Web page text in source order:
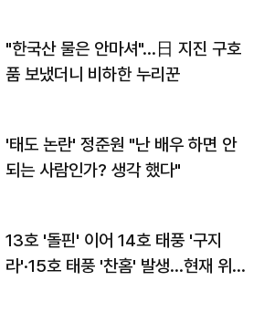
"한국산 물은 안마셔"…日 지진 구호
품 보냈더니 비하한 누리꾼
'태도 논란' 정준원 "난 배우 하면 안
되는 사람인가? 생각 했다"
13호 '돌핀' 이어 14호 태풍 '구지
라'·15호 태풍 '찬홈' 발생…현재 위